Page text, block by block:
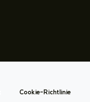
Cookie-Richtlinie